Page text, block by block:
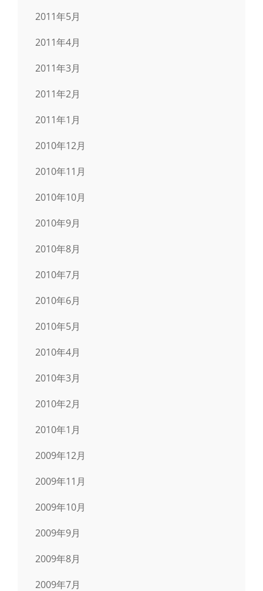
2011年5月
2011年4月
2011年3月
2011年2月
2011年1月
2010年12月
2010年11月
2010年10月
2010年9月
2010年8月
2010年7月
2010年6月
2010年5月
2010年4月
2010年3月
2010年2月
2010年1月
2009年12月
2009年11月
2009年10月
2009年9月
2009年8月
2009年7月